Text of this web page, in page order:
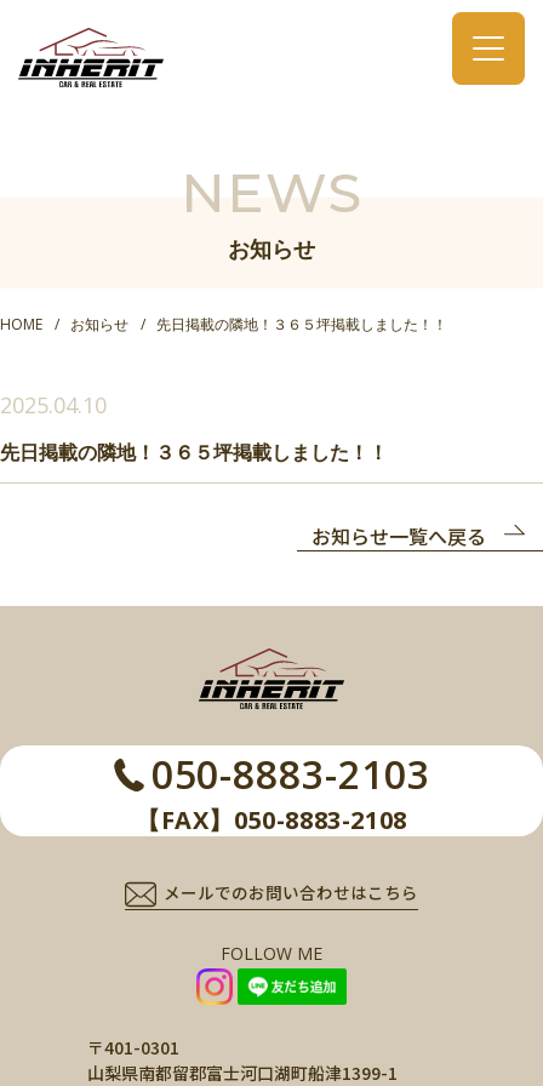
NEWS
お知らせ
HOME お知らせ 先日掲載の隣地！３６５坪掲載しました！！
2025.04.10
先日掲載の隣地！３６５坪掲載しました！！
お知らせ一覧へ戻る
050-8883-2103
【FAX】050-8883-2108
メールでのお問い合わせはこちら
FOLLOW ME
〒401-0301
山梨県南都留郡富士河口湖町船津1399-1